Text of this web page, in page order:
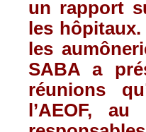
un rapport
les hôpitaux.
les
SABA a
réunions
l’AEOF,